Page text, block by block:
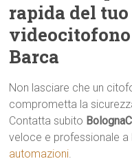
rapida del
Barca
Non lasciare che un
comprometta la
Contatta subito
veloce e professionale a
automazioni.